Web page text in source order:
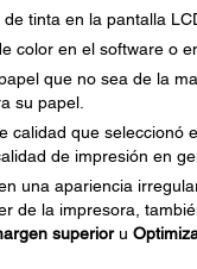
tinta en la pantalla
color en el software o
que no sea de la
su papel.
calidad que seleccionó
de impresión en
una apariencia
de la impresora,
superioru